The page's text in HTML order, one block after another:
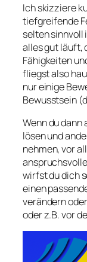
Ich skizziere
tiefgreifende
selten sinnvoll
alles gut läuft,
Fähigkeiten
fliegst also
nur einige
Bewusstsein
Wenn du
lösen und
nehmen, vor
wirfst du dich
einen
verändern
oder z.B. vor